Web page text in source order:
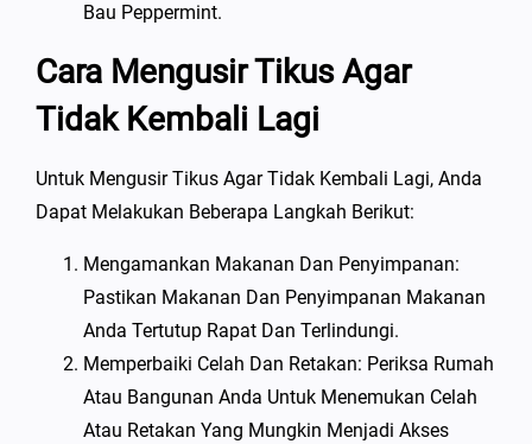
Bau Peppermint.
Cara Mengusir Tikus Agar
Tidak Kembali Lagi
Untuk Mengusir Tikus Agar Tidak Kembali Lagi, Anda
Dapat Melakukan Beberapa Langkah Berikut:
Mengamankan Makanan Dan Penyimpanan:
Pastikan Makanan Dan Penyimpanan Makanan
Anda Tertutup Rapat Dan Terlindungi.
Memperbaiki Celah Dan Retakan: Periksa Rumah
Atau Bangunan Anda Untuk Menemukan Celah
Atau Retakan Yang Mungkin Menjadi Akses